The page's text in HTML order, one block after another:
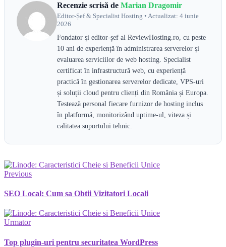
Recenzie scrisă de Marian Dragomir
Editor-Șef & Specialist Hosting • Actualizat: 4 iunie
2026
Fondator și editor-șef al ReviewHosting.ro, cu peste
10 ani de experiență în administrarea serverelor și
evaluarea serviciilor de web hosting. Specialist
certificat în infrastructură web, cu experiență
practică în gestionarea serverelor dedicate, VPS-uri
și soluții cloud pentru clienți din România și Europa.
Testează personal fiecare furnizor de hosting inclus
în platformă, monitorizând uptime-ul, viteza și
calitatea suportului tehnic.
Previous
SEO Local: Cum sa Obtii Vizitatori Locali
Urmator
Top plugin-uri pentru securitatea WordPress